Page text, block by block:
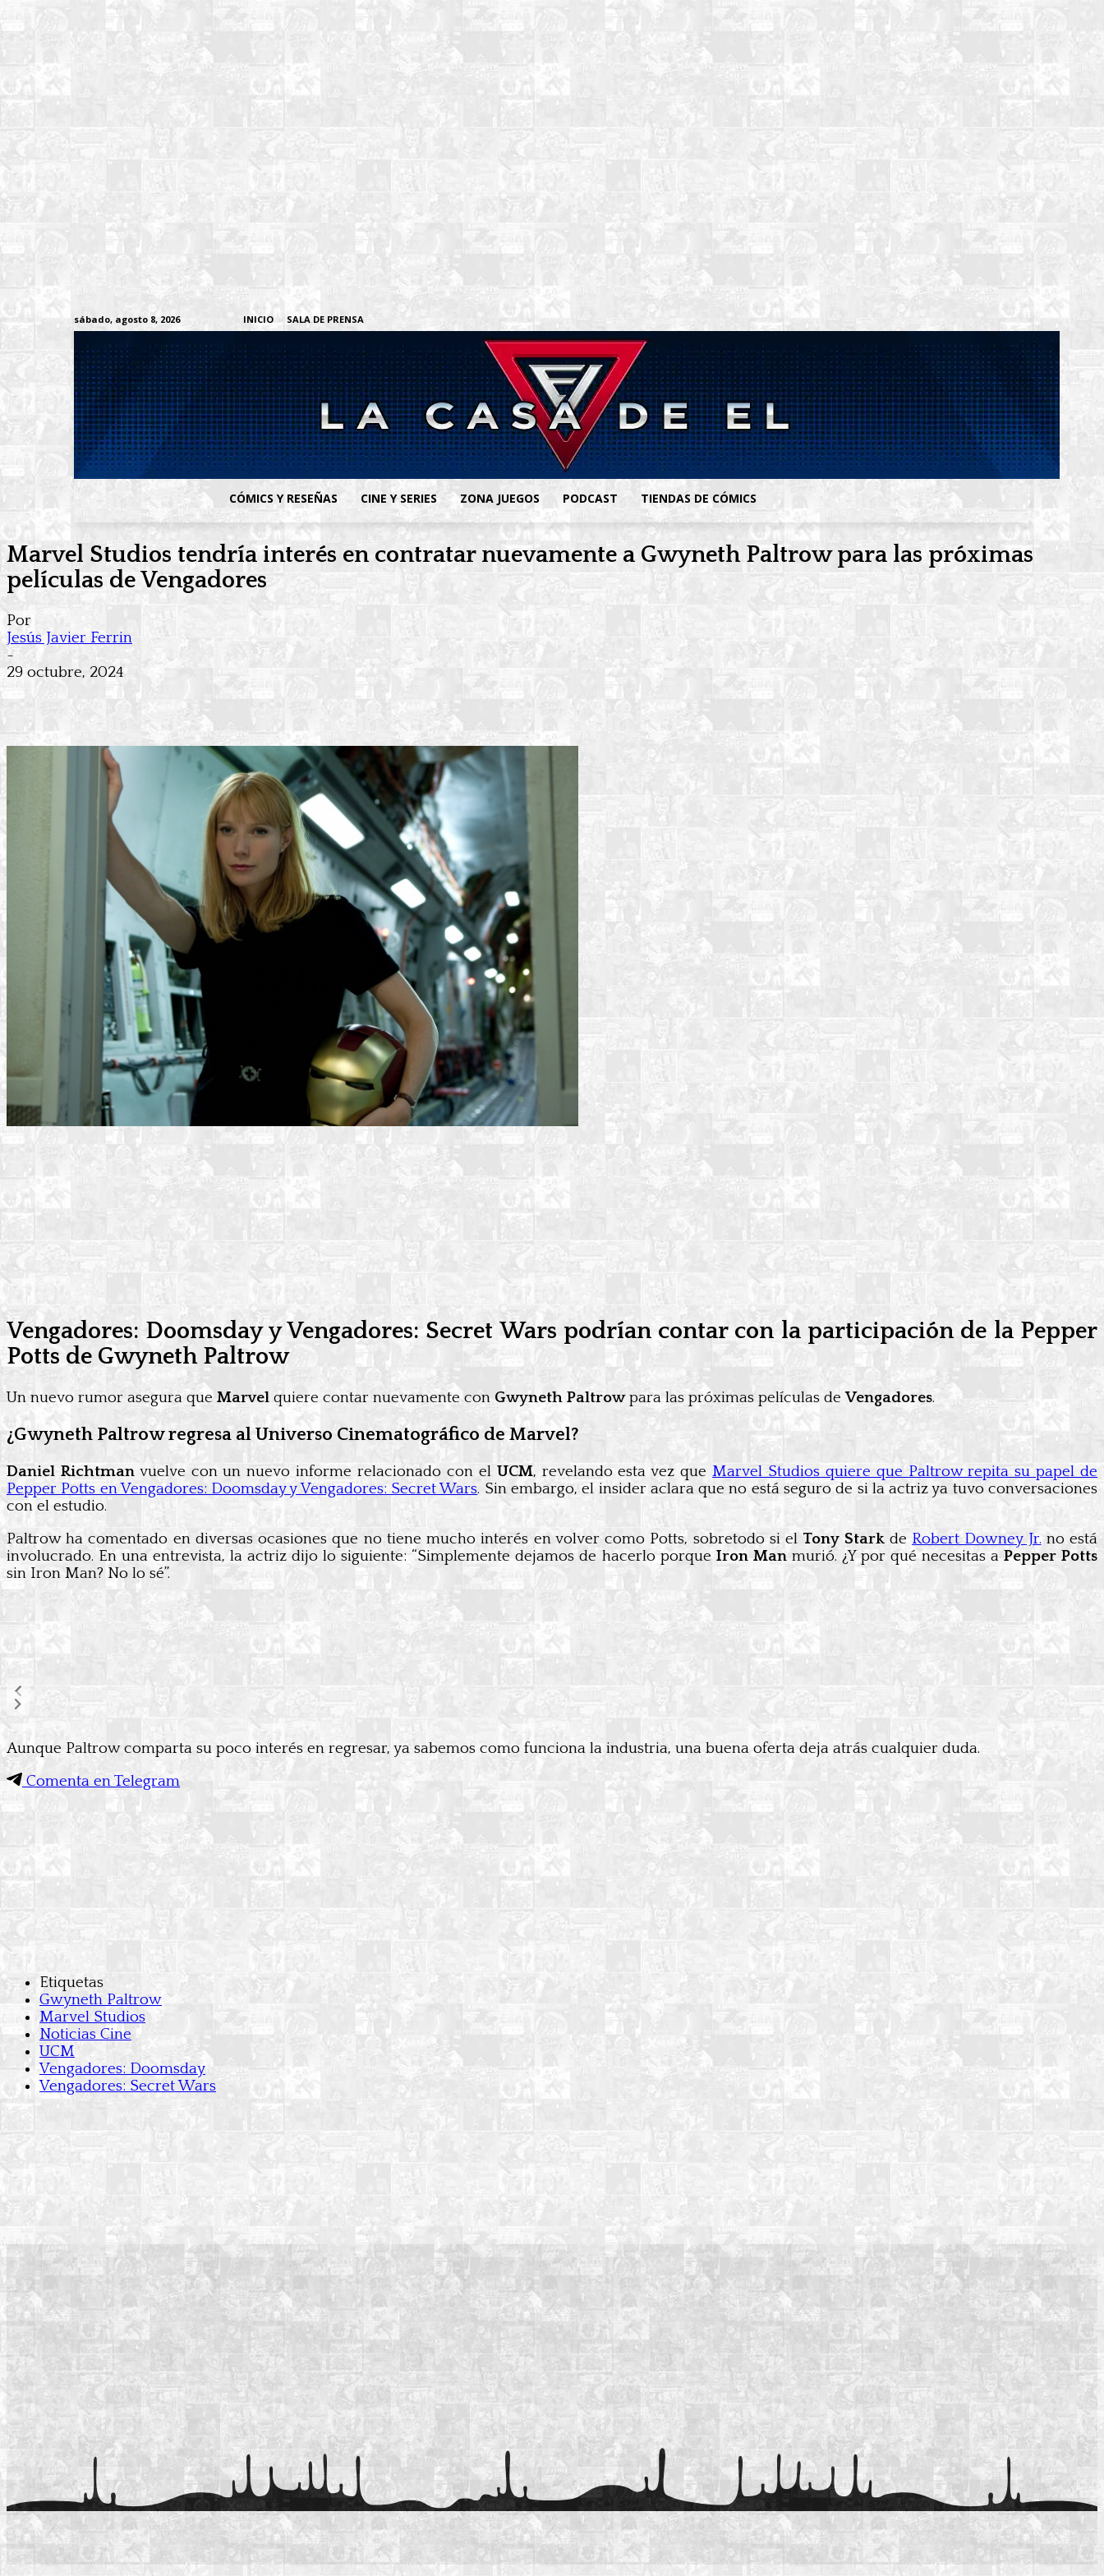
sábado, agosto 8, 2026 INICIO SALA DE PRENSA
CÓMICS Y RESEÑAS CINE Y SERIES ZONA JUEGOS PODCAST TIENDAS DE CÓMICS
Marvel Studios tendría interés en contratar nuevamente a Gwyneth Paltrow para las próximas
películas de Vengadores
Por
Jesús Javier Ferrin
-
29 octubre, 2024
Vengadores: Doomsday y Vengadores: Secret Wars podrían contar con la participación de la Pepper
Potts de Gwyneth Paltrow
Un nuevo rumor asegura que Marvel quiere contar nuevamente conGwyneth Paltrowpara las próximas películas deVengadores.
¿Gwyneth Paltrow regresa al Universo Cinematográfico de Marvel?
Daniel Richtmanvuelve con un nuevo informe relacionado con el UCM, revelando esta vez queMarvel Studios quiere que Paltrow repita su papel de
Pepper Potts en Vengadores: Doomsday y Vengadores: Secret Wars. Sin embargo, el insider aclara que no está seguro de si la actriz ya tuvo conversaciones
con el estudio.
Paltrow ha comentado en diversas ocasiones que no tiene mucho interés en volver como Potts, sobretodo si el Tony Starkde Robert Downey Jr.no está
involucrado. En una entrevista, la actriz dijo lo siguiente: “Simplemente dejamos de hacerlo porque Iron Manmurió. ¿Y por qué necesitas a Pepper Potts
sin Iron Man? No lo sé”.
Aunque Paltrow comparta su poco interés en regresar, ya sabemos como funciona la industria, una buena oferta deja atrás cualquier duda.
Comenta en Telegram
Etiquetas
Gwyneth Paltrow
Marvel Studios
Noticias Cine
UCM
Vengadores: Doomsday
Vengadores: Secret Wars